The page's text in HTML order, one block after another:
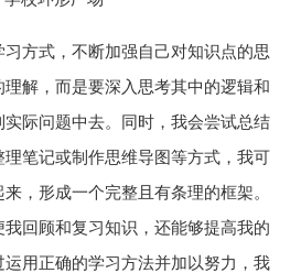
方式，不断加强自己对知识点的思
解，而是要深入思考其中的逻辑和
际问题中去。同时，我会尝试总结
笔记或制作思维导图等方式，我可
，形成一个完整且有条理的框架。
回顾和复习知识，还能够提高我的
用正确的学习方法并加以努力，我